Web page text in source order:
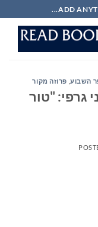
ADD
השבוע, פרוזה מקור
גרפי: "טור